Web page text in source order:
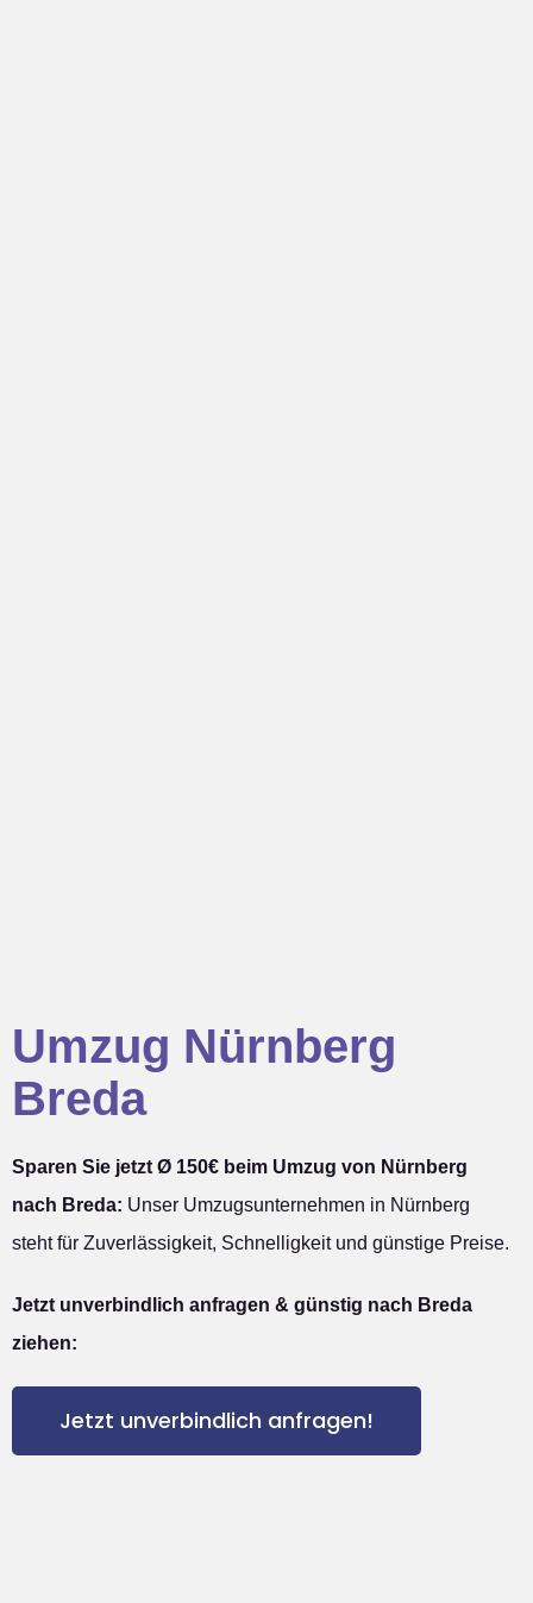
Umzug Nürnberg
Breda
Sparen Sie jetzt Ø 150€ beim Umzug von Nürnberg
nach Breda: Unser Umzugsunternehmen in Nürnberg
steht für Zuverlässigkeit, Schnelligkeit und günstige Preise.
Jetzt unverbindlich anfragen & günstig nach Breda
ziehen:
Jetzt unverbindlich anfragen!